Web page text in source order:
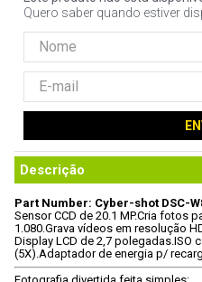
Quero saber quando estiver
Descrição
Part Number: Cyber-shot DSC-
Sensor CCD de 20.1 MP.Cria fotos
1.080.Grava vídeos em resolução
Display LCD de 2,7 polegadas.ISO
(5X).Adaptador de energia p/